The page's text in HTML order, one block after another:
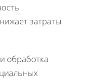
затраты
обработка